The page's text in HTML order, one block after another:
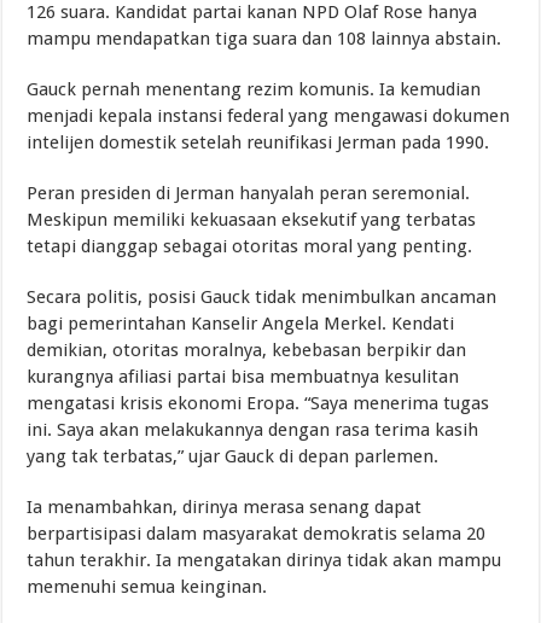
126 suara. Kandidat partai kanan NPD Olaf Rose hanya
mampu mendapatkan tiga suara dan 108 lainnya abstain.
Gauck pernah menentang rezim komunis. Ia kemudian
menjadi kepala instansi federal yang mengawasi dokumen
intelijen domestik setelah reunifikasi Jerman pada 1990.
Peran presiden di Jerman hanyalah peran seremonial.
Meskipun memiliki kekuasaan eksekutif yang terbatas
tetapi dianggap sebagai otoritas moral yang penting.
Secara politis, posisi Gauck tidak menimbulkan ancaman
bagi pemerintahan Kanselir Angela Merkel. Kendati
demikian, otoritas moralnya, kebebasan berpikir dan
kurangnya afiliasi partai bisa membuatnya kesulitan
mengatasi krisis ekonomi Eropa. “Saya menerima tugas
ini. Saya akan melakukannya dengan rasa terima kasih
yang tak terbatas,” ujar Gauck di depan parlemen.
Ia menambahkan, dirinya merasa senang dapat
berpartisipasi dalam masyarakat demokratis selama 20
tahun terakhir. Ia mengatakan dirinya tidak akan mampu
memenuhi semua keinginan.